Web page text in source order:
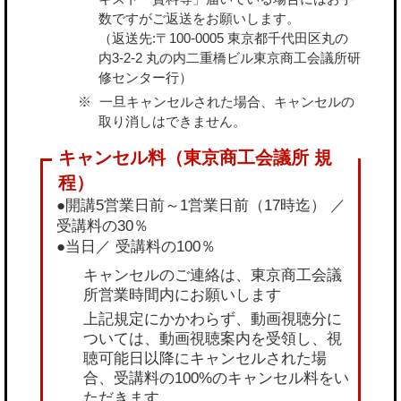
数ですがご返送をお願いします。
（返送先:〒100-0005 東京都千代田区丸の
内3-2-2 丸の内二重橋ビル東京商工会議所研
修センター行）
一旦キャンセルされた場合、キャンセルの
取り消しはできません。
●開講5営業日前～1営業日前（17時迄） ／
受講料の30％
●当日／ 受講料の100％
キャンセルのご連絡は、東京商工会議
所営業時間内にお願いします
上記規定にかかわらず、動画視聴分に
ついては、動画視聴案内を受領し、視
聴可能日以降にキャンセルされた場
合、受講料の100%のキャンセル料をい